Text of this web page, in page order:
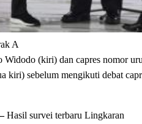
A
Widodo (kiri) dan capres nomor
kiri) sebelum mengikuti debat
Hasil survei terbaru Lingkaran